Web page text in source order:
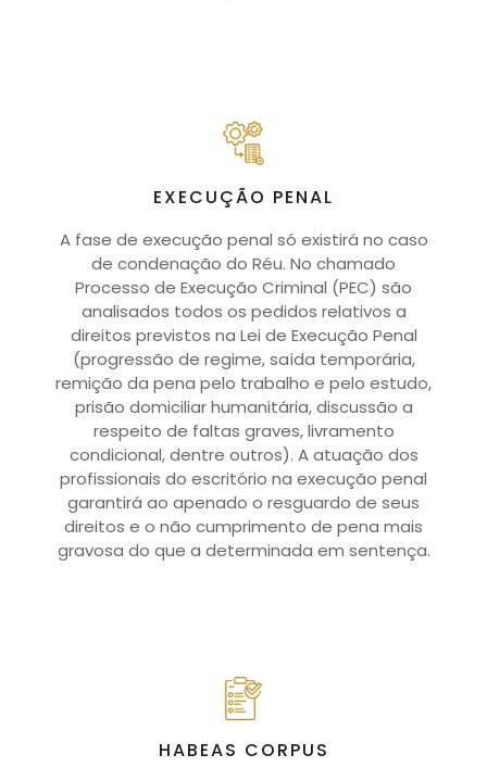
EXECUÇÃO PENAL
A fase de execução penal só existirá no caso
de condenação do Réu. No chamado
Processo de Execução Criminal (PEC) são
analisados todos os pedidos relativos a
direitos previstos na Lei de Execução Penal
(progressão de regime, saída temporária,
remição da pena pelo trabalho e pelo estudo,
prisão domiciliar humanitária, discussão a
respeito de faltas graves, livramento
condicional, dentre outros). A atuação dos
profissionais do escritório na execução penal
garantirá ao apenado o resguardo de seus
direitos e o não cumprimento de pena mais
gravosa do que a determinada em sentença.
HABEAS CORPUS